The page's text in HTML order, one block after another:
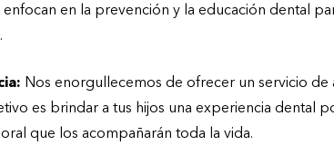
en la prevención y la educación dental
Nos enorgullecemos de ofrecer un servicio de
es brindar a tus hijos una experiencia dental
que los acompañarán toda la vida.